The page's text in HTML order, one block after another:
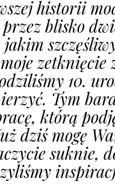
historii
blisko
zetknięcie
10.
Tym
którą
dziś mogę
suknie,